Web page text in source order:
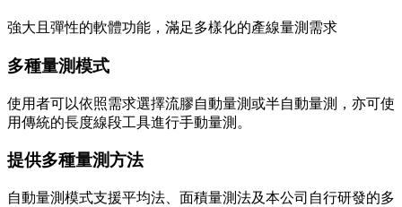
強大且彈性的軟體功能，滿足多樣化的產線量測需求
多種量測模式
使用者可以依照需求選擇流膠自動量測或半自動量測，亦可使
用傳統的長度線段工具進行手動量測。
提供多種量測方法
自動量測模式支援平均法、面積量測法及本公司自行研發的多